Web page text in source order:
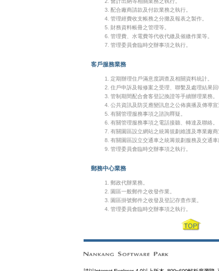
配合廠商請款及付款業務之執行。
管理經費收支帳務之分攤及報表之製作。
財務資料帳冊之管理等。
管理費、水電費等代收代繳及催繳作業等。
管理委員會臨時交辦事項之執行。
客戶服務業務
定期辦理住戶滿意度調查及相關資料統計。
住戶申訴及報修案之受理、聯繫及處理結果
管制期間配合會客登記換證等手續辦理業務。
公共資訊及防災應變訊息之公佈廣播及傳導宣
有關管理服務事項之諮詢釋疑。
有關管理服務事項之電話接聽、轉達及聯絡。
有關園區設立網站之統籌規劃維護及專業廠
有關園區設立交通車之統籌規劃服務及交通
管理委員會臨時交辦事項之執行。
郵務中心業務
郵政代辦業務。
園區一般郵件之收發作業。
園區掛號郵件之收發及登記存查作業。
管理委員會臨時交辦事項之執行。